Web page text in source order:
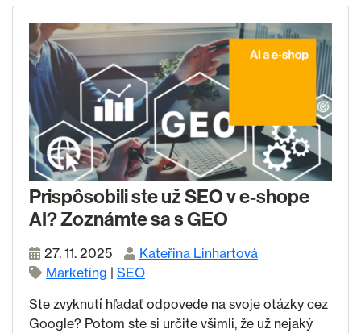
Prispôsobili ste už SEO v e-shope
AI? Zoznámte sa s GEO
27. 11. 2025
Kateřina Linhartová
Marketing | SEO
Ste zvyknutí hľadať odpovede na svoje otázky cez
Google? Potom ste si určite všimli, že už nejaký